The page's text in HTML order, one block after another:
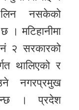
लिन नसकेको
। मटिहानीमा
२ सरकारको
थालिएको र
नगरप्रमुख
। प्रदेश